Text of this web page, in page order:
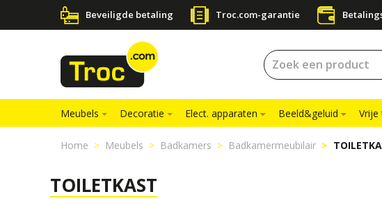
Beveiligde betaling Troc.com-garantie
Meubels Decoratie Elect. apparaten Beeld&geluid Vrije
Home Meubels Badkamers Badkamermeubilair
TOILETKAST